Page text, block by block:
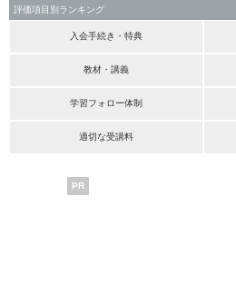
評価項目別ランキング
入会手続き・特典
教材・講義
学習フォロー体制
適切な受講料
PR